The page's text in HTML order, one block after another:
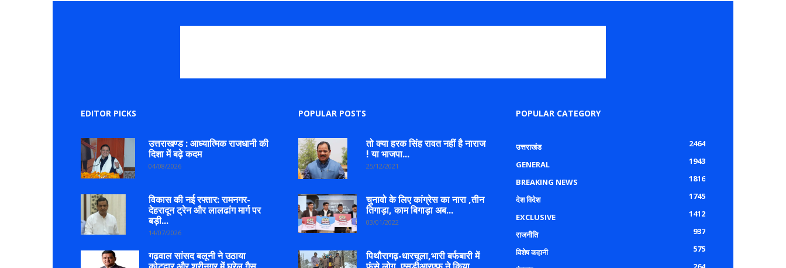
EDITOR PICKS
उत्तराखण्ड : आध्यात्मिक राजधानी की
दिशा में बढ़े कदम
04/08/2026
विकास की नई रफ्तार: रामनगर-
देहरादून ट्रेन और लालढांग मार्ग पर
बड़ी...
14/07/2026
गढ़वाल सांसद बलूनी ने उठाया
POPULAR POSTS
तो क्या हरक सिंह रावत नहीं है नाराज
! या भाजपा...
25/12/2021
चुनावो के लिए कांग्रेस का नारा ,तीन
तिगाड़ा, काम बिगाड़ा अब...
03/01/2022
पिथौरागढ़-धारचूला,भारी बर्फबारी में
POPULAR CATEGORY
उत्तराखंड
2464
GENERAL
1943
BREAKING NEWS
1816
देश विदेश
1745
EXCLUSIVE
1412
राजनीति
937
विशेष कहानी
575